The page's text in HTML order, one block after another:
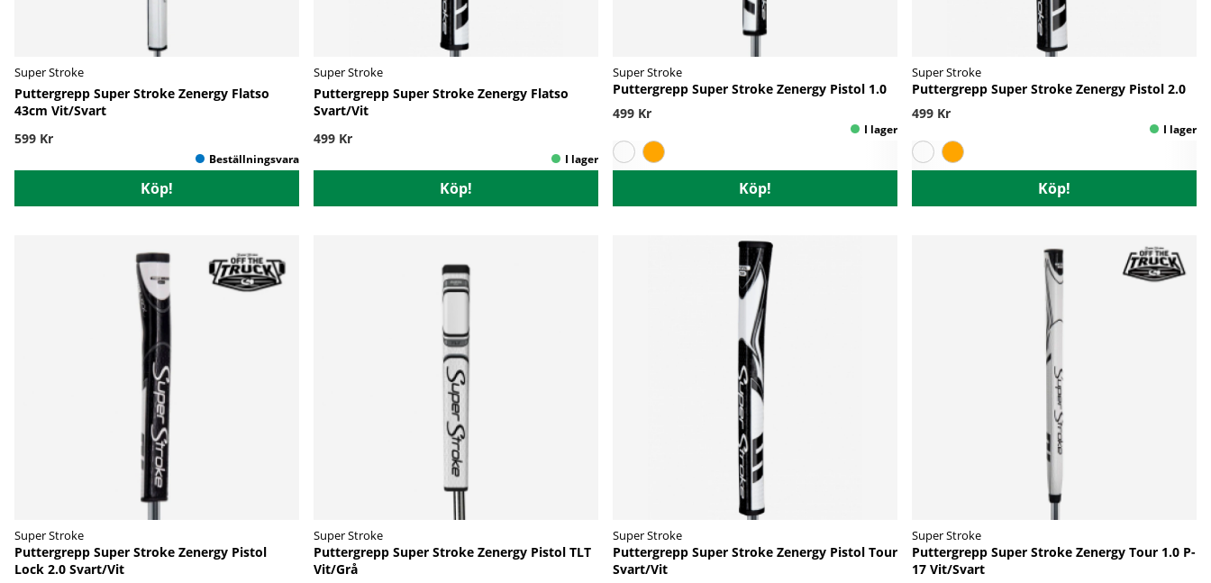
Super Stroke
Puttergrepp Super Stroke Zenergy Flatso
43cm Vit/Svart
599 Kr
Köp!
Super Stroke
Puttergrepp Super Stroke Zenergy Flatso
Svart/Vit
499 Kr
Köp!
Super Stroke
Puttergrepp Super Stroke Zenergy Pistol 1.0
499 Kr
Köp!
Super Stroke
Puttergrepp Super Stroke Zenergy Pistol 2.0
499 Kr
Köp!
Super Stroke
Puttergrepp Super Stroke Zenergy Pistol
Lock 2.0 Svart/Vit
Super Stroke
Puttergrepp Super Stroke Zenergy Pistol TLT
Vit/Grå
Super Stroke
Puttergrepp Super Stroke Zenergy Pistol Tour
Svart/Vit
Super Stroke
Puttergrepp Super Stroke Zenergy Tour 1.0 P-
17 Vit/Svart